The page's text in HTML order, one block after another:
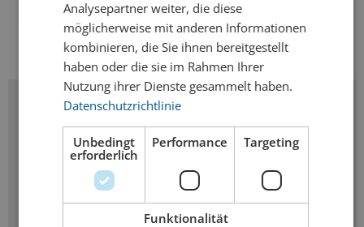
cl
Likör • Irish Cream
cl Likör • Tripple Sec > 35%
Vol.Alc
Zubereitung
Alle Zutaten im Kühlschrank oder in Eiswasser
vorkühlen, bis sie eiskalt sind. Zutaten in dieser
Reihenfolge sehr vorsichtig in ein hohes Shot-Glas
Sec mit über 35% Alkohol. Es braucht etwas Übung.
Analysepartner weiter, die diese
möglicherweise mit anderen Informationen
kombinieren, die Sie ihnen bereitgestellt
haben oder die sie im Rahmen Ihrer
Nutzung ihrer Dienste gesammelt haben.
Datenschutzrichtlinie
Unbedingt
erforderlich
Performance Targeting
Funktionalität